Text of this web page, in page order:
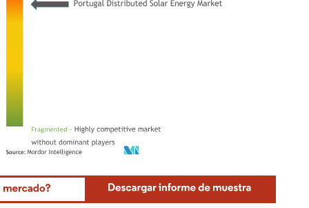
Intelligence. El uso requiere atribución según CC BY 4.0.